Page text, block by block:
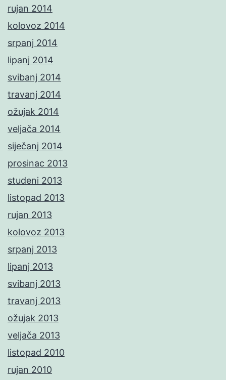
rujan 2014
kolovoz 2014
srpanj 2014
lipanj 2014
svibanj 2014
travanj 2014
ožujak 2014
veljača 2014
siječanj 2014
prosinac 2013
studeni 2013
listopad 2013
rujan 2013
kolovoz 2013
srpanj 2013
lipanj 2013
svibanj 2013
travanj 2013
ožujak 2013
veljača 2013
listopad 2010
rujan 2010